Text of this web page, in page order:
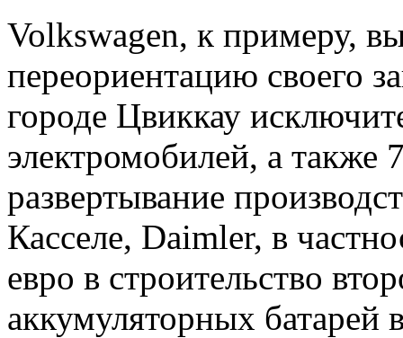
Volkswagen, к примеру,
переориентацию своего
городе Цвиккау
электромобилей, а также
развертывание
Касселе, Daimler, в
евро в строительство
аккумуляторных батарей